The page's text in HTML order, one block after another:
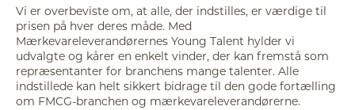
Vi er overbeviste om, at alle, der indstilles, er værdige til
prisen på hver deres måde. Med
Mærkevareleverandørernes Young Talent hylder vi
udvalgte og kårer en enkelt vinder, der kan fremstå som
repræsentanter for branchens mange talenter. Alle
indstillede kan helt sikkert bidrage til den gode fortælling
om FMCG-branchen og mærkevareleverandørerne.